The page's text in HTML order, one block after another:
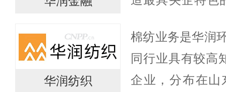
资、融资租赁、
域，依托集...
华润纺织
棉纺业务是华润
同行业具有较高
企业，分布在山